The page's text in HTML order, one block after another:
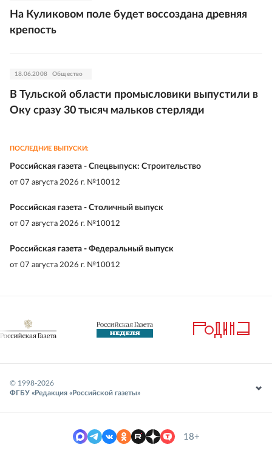
На Куликовом поле будет воссоздана древняя
крепость
18.06.2008 Общество
В Тульской области промысловики выпустили в
Оку сразу 30 тысяч мальков стерляди
ПОСЛЕДНИЕ ВЫПУСКИ:
Российская газета - Спецвыпуск: Строительство
от 07 августа 2026 г. №10012
Российская газета - Столичный выпуск
от 07 августа 2026 г. №10012
Российская газета - Федеральный выпуск
от 07 августа 2026 г. №10012
© 1998-2026
ФГБУ «Редакция «Российской газеты»
18+